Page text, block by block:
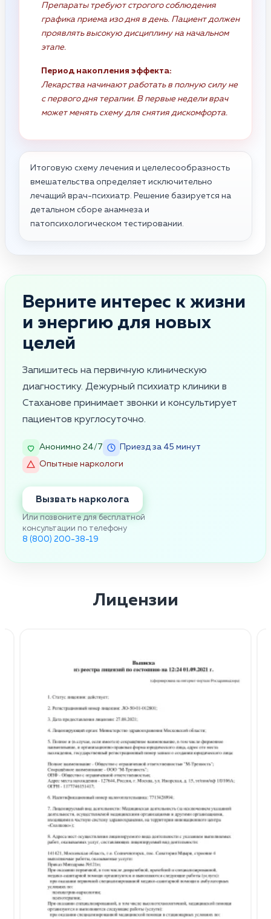
Препараты требуют строгого соблюдения
графика приема изо дня в день. Пациент должен
проявлять высокую дисциплину на начальном
этапе.
Период накопления эффекта:
Лекарства начинают работать в полную силу не
с первого дня терапии. В первые недели врач
может менять схему для снятия дискомфорта.
Итоговую схему лечения и целелесообразность
вмешательства определяет исключительно
лечащий врач-психиатр. Решение базируется на
детальном сборе анамнеза и
патопсихологическом тестировании.
Верните интерес к жизни
и энергию для новых
целей
Запишитесь на первичную клиническую
диагностику. Дежурный психиатр клиники в
Стаханове принимает звонки и консультирует
пациентов круглосуточно.
Анонимно 24/7
Приезд за 45 минут
Опытные наркологи
Вызвать нарколога
Или позвоните для бесплатной
консультации по телефону
8 (800) 200-38-19
Лицензии